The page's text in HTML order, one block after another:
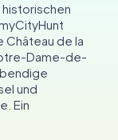
de la
Dame-de-
und
Ein